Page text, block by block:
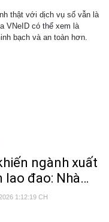
thật với dịch vụ số vẫn là
VNeID có thể xem là
bạch và an toàn hơn.
ngành xuất
lao đao: Nhà
bị nghi ngờ, độc
1:12:19 CH